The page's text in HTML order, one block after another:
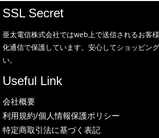
SSL Secret
亜太電信株式会社ではweb上で送信されるお客
化通信で保護しています。安心してショッピン
い。
Useful Link
会社概要
利用規約/個人情報保護ポリシー
特定商取引法に基づく表記